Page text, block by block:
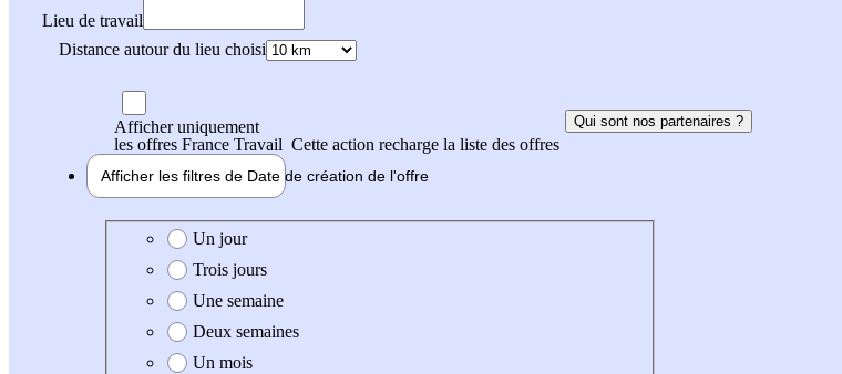
Lieu de travail
Distance autour du lieu choisi
Afficher uniquement
les offres France Travail Cette action recharge la liste des offres
Qui sont nos partenaires ?
Afficher les filtres de Date de création de l'offre
Date de création de l'offre
Un jour
Trois jours
Une semaine
Deux semaines
Un mois